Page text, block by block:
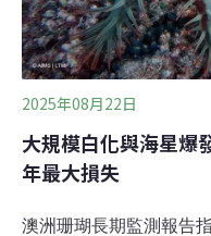
一作者鄧肯（Ruairidh
2025年08月22日
大規模白化與海星爆
年最大損失
澳洲珊瑚長期監測報告